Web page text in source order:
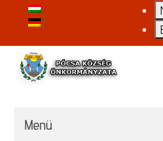
Menü